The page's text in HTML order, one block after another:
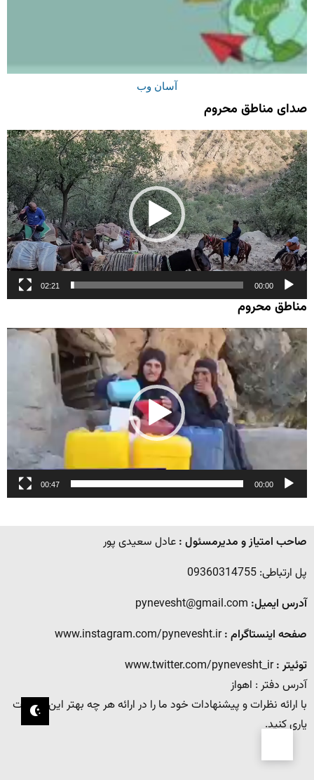
آسان وب
صدای مناطق محروم
نمایشگر
ویدیو
00:00
02:21
مناطق محروم
نمایشگر
ویدیو
00:00
00:47
صاحب امتیاز و مدیرمسئول : عادل سعیدی پور
پل ارتباطی: 09360314755
آدرس ایمیل:
صفحه اینستاگرام :www.instagram.com/pynevesht.ir
توئیتر :www.twitter.com/pynevesht_ir
آدرس دفتر : اهواز
با ارائه نظرات و پیشنهادات خود ما را در ارائه هر چه بهتر این خدمات
یاری کنید.